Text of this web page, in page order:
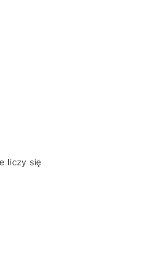
liczy się